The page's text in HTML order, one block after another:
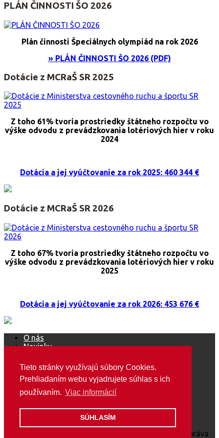
Tieto stránky využívajú súbory Cookies.
Prehliadaním webu vyjadrujete súhlas s ich
používaním. Viac informácií
SÚHLASÍM
PLÁN ČINNOSTI ŠO 2026
Plán činnosti Špeciálnych olympiád na rok 2026
» PLÁN ČINNOSTI ŠO 2026 (PDF)
Dotácie z MCRaŠ SR 2025
Z toho 61% tvoria prostriedky štátneho rozpočtu vo
výške odvodu z prevádzkovania lotériových hier v roku
2024
Dotácia a jej vyúčtovanie za rok 2025: 460 344 €
Dotácie z MCRaŠ SR 2026
Z toho 67% tvoria prostriedky štátneho rozpočtu vo
výške odvodu z prevádzkovania lotériových hier v roku
2025
Dotácia a jej vyúčtovanie za rok 2026: 453 676 €
O nás
Novinky
Mediálne výstupy
Podujatia
Marketing / média
Ako pomôcť?
GDPR
Copyright © 2018 Special Olympics Slovakia. Všetky práva